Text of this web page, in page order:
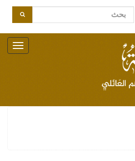
Toggle
navigation